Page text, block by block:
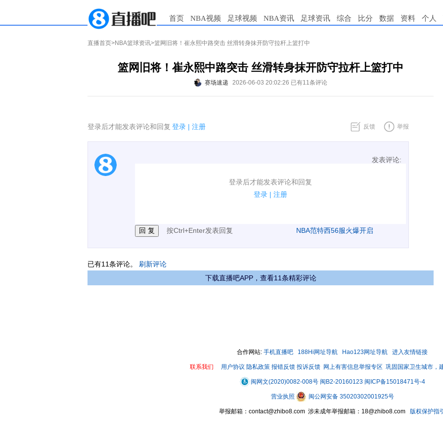
首页 NBA视频 足球视频 NBA资讯 足球资讯 综合 比分 数据 资料 个人
直播首页>NBA篮球资讯>篮网旧将！崔永熙中路突击 丝滑转身抹开防守拉杆上篮打中
篮网旧将！崔永熙中路突击 丝滑转身抹开防守拉杆上篮打中
赛场速递 2026-06-03 20:02:26 已有11条评论
登录后才能发表评论和回复 登录 | 注册 反馈 举报
发表评论:
登录后才能发表评论和回复
登录 | 注册
1.电脑端新用户可以发表评论了！
按Ctrl+Enter发表回复 NBA范特西56服火爆开启
已有11条评论。 刷新评论
下载直播吧APP，查看11条精彩评论
合作网站: 手机直播吧 188Hi网址导航 Hao123网址导航 进入友情链接
联系我们 用户协议 隐私政策 报错反馈 投诉反馈 网上有害信息举报专区 巩固国家卫生城市，
闽网文(2020)0082-008号 闽B2-20160123 闽ICP备15018471号-4
营业执照 闽公网安备 35020302001925号
举报邮箱：contact@zhibo8.com 涉未成年举报邮箱：18@zhibo8.com 版权保护指引